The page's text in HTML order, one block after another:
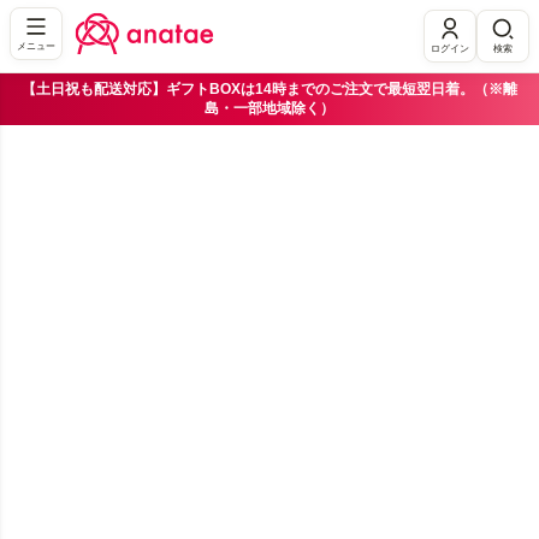
メニュー ログイン 検索
【土日祝も配送対応】ギフトBOXは14時までのご注文で最短翌日着。（※離
島・一部地域除く）